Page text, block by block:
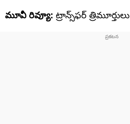
మూవీ రివ్యూ: ట్రాన్స్‌ఫర్ త్రిమూర్తులు